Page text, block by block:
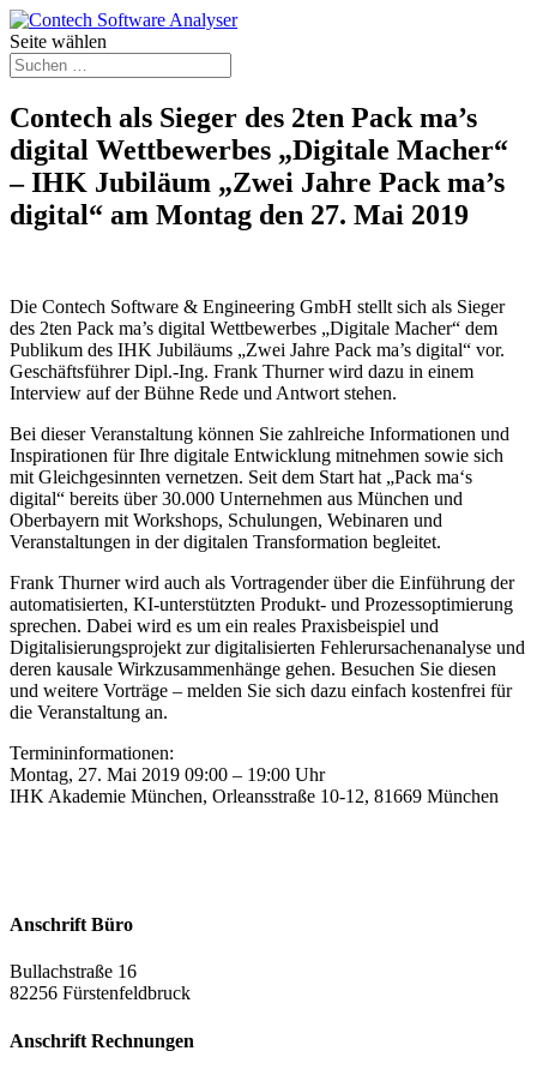
Seite wählen
Contech als Sieger des 2ten Pack ma’s
digital Wettbewerbes „Digitale Macher“
– IHK Jubiläum „Zwei Jahre Pack ma’s
digital“ am Montag den 27. Mai 2019
Die Contech Software & Engineering GmbH stellt sich als Sieger
des 2ten Pack ma’s digital Wettbewerbes „Digitale Macher“ dem
Publikum des IHK Jubiläums „Zwei Jahre Pack ma’s digital“ vor.
Geschäftsführer Dipl.-Ing. Frank Thurner wird dazu in einem
Interview auf der Bühne Rede und Antwort stehen.
Bei dieser Veranstaltung können Sie zahlreiche Informationen und
Inspirationen für Ihre digitale Entwicklung mitnehmen sowie sich
mit Gleichgesinnten vernetzen. Seit dem Start hat „Pack ma‘s
digital“ bereits über 30.000 Unternehmen aus München und
Oberbayern mit Workshops, Schulungen, Webinaren und
Veranstaltungen in der digitalen Transformation begleitet.
Frank Thurner wird auch als Vortragender über die Einführung der
automatisierten, KI-unterstützten Produkt- und Prozessoptimierung
sprechen. Dabei wird es um ein reales Praxisbeispiel und
Digitalisierungsprojekt zur digitalisierten Fehlerursachenanalyse und
deren kausale Wirkzusammenhänge gehen. Besuchen Sie diesen
und weitere Vorträge – melden Sie sich dazu einfach kostenfrei für
die Veranstaltung an.
Termininformationen:
Montag, 27. Mai 2019 09:00 – 19:00 Uhr
IHK Akademie München, Orleansstraße 10-12, 81669 München
Anschrift Büro
Bullachstraße 16
82256 Fürstenfeldbruck
Anschrift Rechnungen